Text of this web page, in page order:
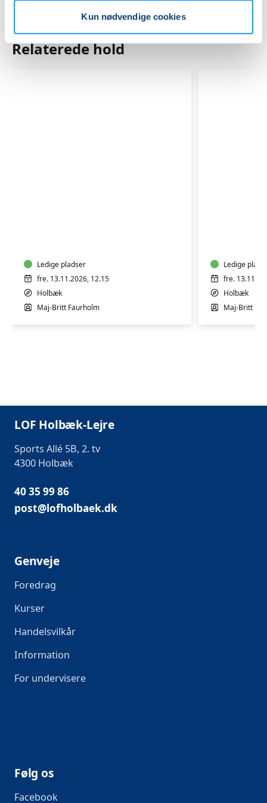
Kun nødvendige cookies
Relaterede hold
Ledige pladser
fre. 13.11.2026, 12.15
Holbæk
Maj-Britt Faurholm
Ledige
fre.
Holbæk
Maj-Britt
LOF Holbæk-Lejre
Sports Allé 5B, 2. tv
4300 Holbæk
40 35 99 86
post@lofholbaek.dk
Genveje
Foredrag
Kurser
Handelsvilkår
Information
For undervisere
Følg os
Facebook